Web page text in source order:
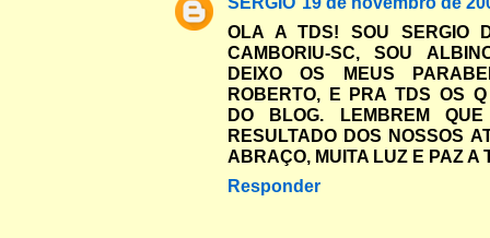
OLA A TDS! SOU SERGIO
CAMBORIU-SC, SOU
DEIXO OS MEUS
ROBERTO, E PRA TDS OS
DO BLOG. LEMBREM
RESULTADO DOS NOSSOS
ABRAÇO, MUITA LUZ E PAZ A
Responder